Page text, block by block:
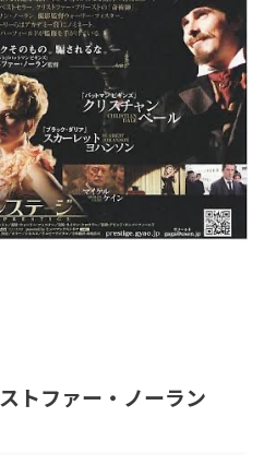
トファー・ノーラン